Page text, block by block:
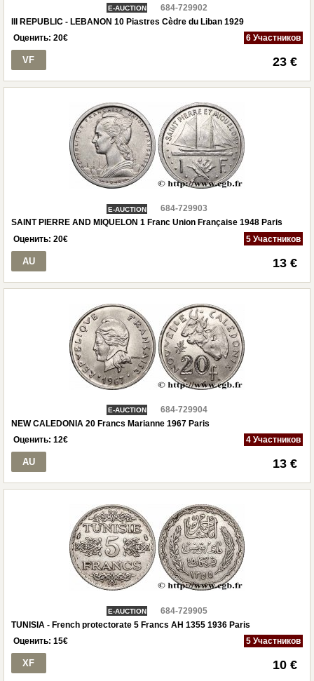
E-AUCTION
684-729902
III REPUBLIC - LEBANON 10 Piastres Cèdre du Liban 1929
Оценить: 20€ 6 Участников
VF 23 €
E-AUCTION
684-729903
SAINT PIERRE AND MIQUELON 1 Franc Union Française 1948 Paris
Оценить: 20€ 5 Участников
AU 13 €
E-AUCTION
684-729904
NEW CALEDONIA 20 Francs Marianne 1967 Paris
Оценить: 12€ 4 Участников
AU 13 €
E-AUCTION
684-729905
TUNISIA - French protectorate 5 Francs AH 1355 1936 Paris
Оценить: 15€ 5 Участников
XF 10 €